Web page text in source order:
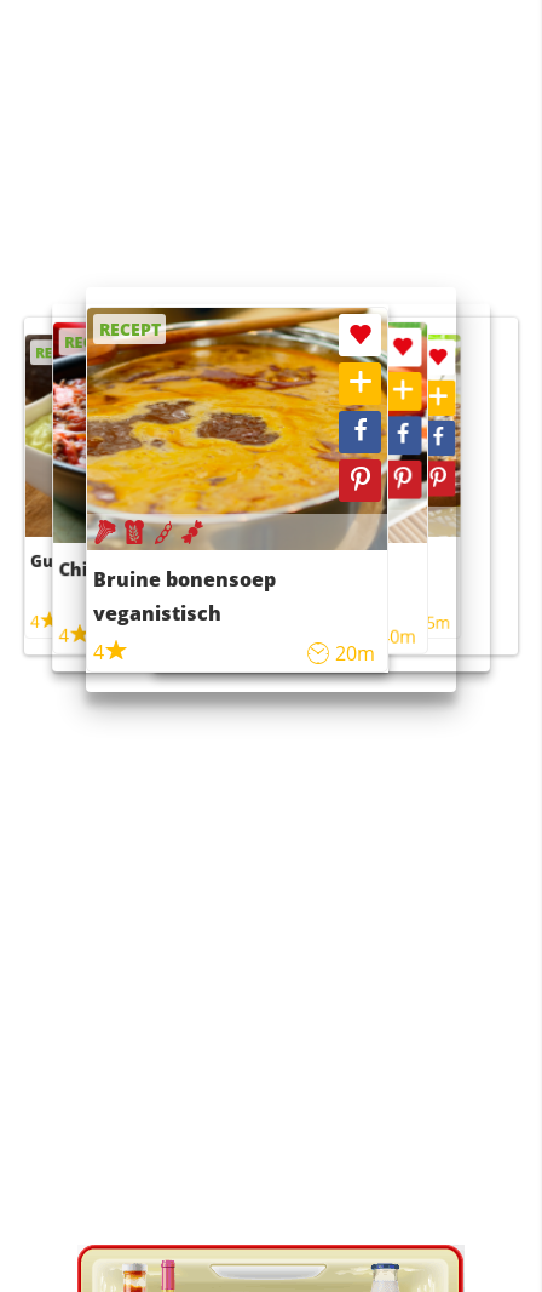
RECEPT
Guacamole
4
RECEPT
Chili con carne
4 45m
RECEPT
Bruine bonensoep
veganistisch
4
20m
RECEPT
Sushi rijstsalade
maaltijdsalade
40m
RECEPT
4 55m